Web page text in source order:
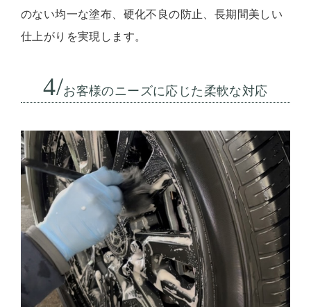
のない均一な塗布、硬化不良の防止、長期間美しい
仕上がりを実現します。
4/お客様のニーズに応じた柔軟な対応